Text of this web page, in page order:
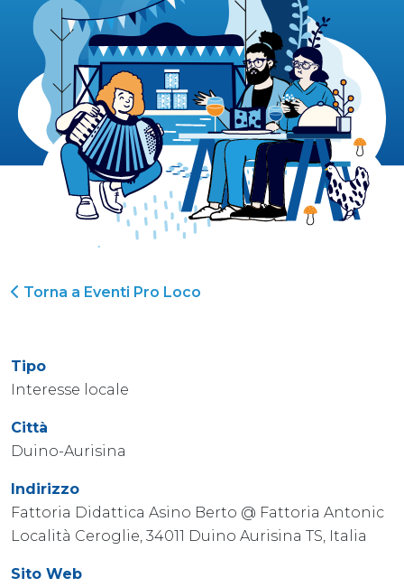
Torna a Eventi Pro Loco
Tipo
Interesse locale
Città
Duino-Aurisina
Indirizzo
Fattoria Didattica Asino Berto @ Fattoria Antonic
Località Ceroglie, 34011 Duino Aurisina TS, Italia
Sito Web